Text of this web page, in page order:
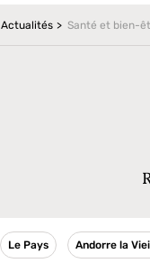
Actualités Santé et bien-
Le Pays Andorre la